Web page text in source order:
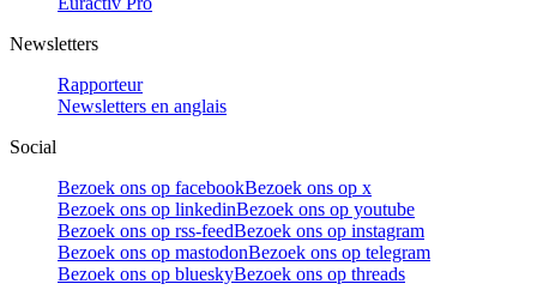
Newsletters
Rapporteur
Newsletters en anglais
Social
Bezoek ons op facebookBezoek ons op x
Bezoek ons op linkedinBezoek ons op youtube
Bezoek ons op rss-feedBezoek ons op instagram
Bezoek ons op mastodonBezoek ons op telegram
Bezoek ons op blueskyBezoek ons op threads